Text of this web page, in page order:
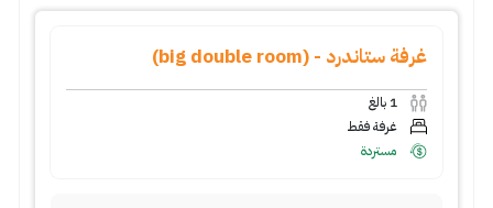
غرفة ستاندرد - (big double room)
1 بالغ
غرفة فقط
مستردة